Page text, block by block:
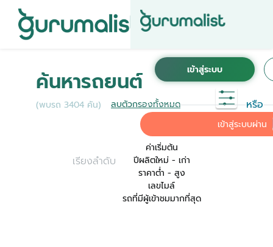
หรือ
เข้าสู่ระบบผ่าน
ค้นหารถยนต์
(พบรถ 3404 คัน) ลบตัวกรองทั้งหมด
เรียงลำดับ
ค่าเริ่มต้น
ปีผลิตใหม่ - เก่า
ราคาต่ำ - สูง
เลขไมล์
รถที่มีผู้เข้าชมมากที่สุด
เพื่อการใช้งานที่สะดวกที่สุด ระบบจะทำการเชื่อม
ต่อบัญชีการใช้งาน KINTO ของคุณเข้ากับ
Gurumalist